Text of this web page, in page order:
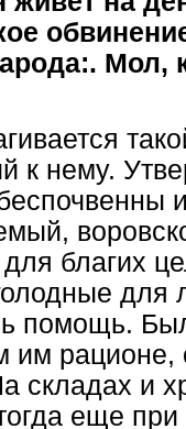
Мол,
к нему.
для благих
для
помощь.
им рационе,
складах и
еще